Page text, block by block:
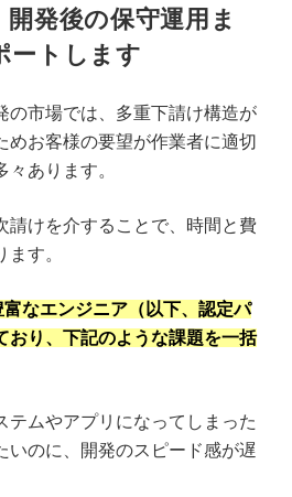
発後の保守運用ま
ートします
の市場では、多重下請け構造が
めお客様の要望が作業者に適切
あります。
請けを介することで、時間と費
す。
なエンジニア（以下、認定パ
おり、下記のような課題を一括
テムやアプリになってしまった
いのに、開発のスピード感が遅